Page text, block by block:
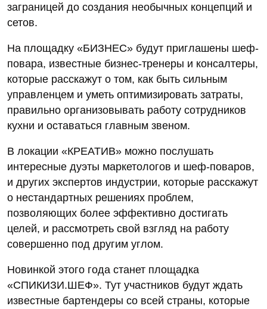
заграницей до создания необычных концепций и
сетов.
На площадку «БИЗНЕС» будут приглашены шеф-
повара, известные бизнес-тренеры и консалтеры,
которые расскажут о том, как быть сильным
управленцем и уметь оптимизировать затраты,
правильно организовывать работу сотрудников
кухни и оставаться главным звеном.
В локации «КРЕАТИВ» можно послушать
интересные дуэты маркетологов и шеф-поваров,
и других экспертов индустрии, которые расскажут
о нестандартных решениях проблем,
позволяющих более эффективно достигать
целей, и рассмотреть свой взгляд на работу
совершенно под другим углом.
Новинкой этого года станет площадка
«СПИКИЗИ.ШЕФ». Тут участников будут ждать
известные бартендеры со всей страны, которые